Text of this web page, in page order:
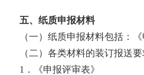
五、纸质申报材料
（一）纸质申报材料包括：《
（二）各类材料的装订报送要
1．《申报评审表》